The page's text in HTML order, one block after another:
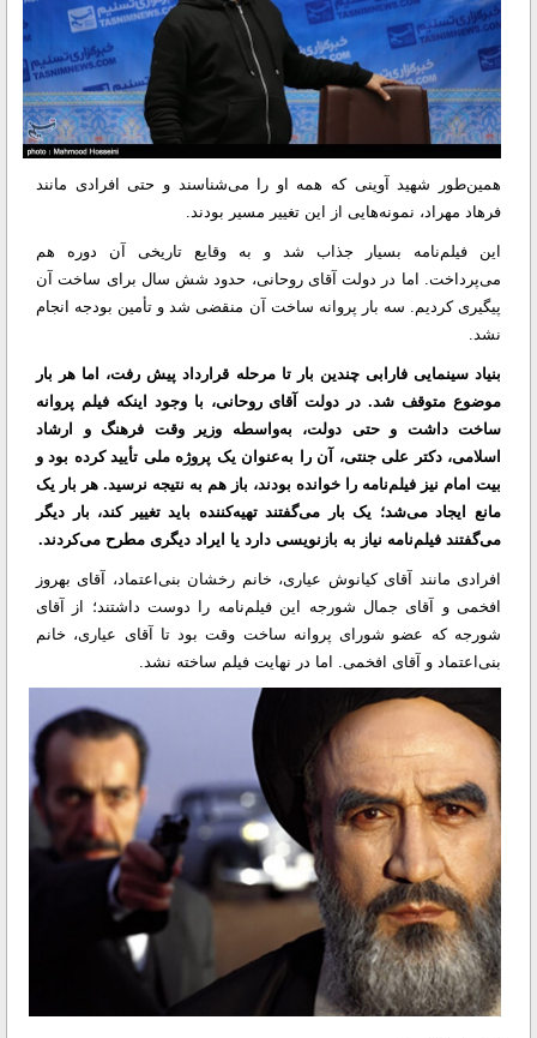
همین‌طور شهید آوینی که همه او را می‌شناسند و حتی افرادی مانند
فرهاد مهراد، نمونه‌هایی از این تغییر مسیر بودند.
این فیلم‌نامه بسیار جذاب شد و به وقایع تاریخی آن دوره هم
می‌پرداخت. اما در دولت آقای روحانی، حدود شش سال برای ساخت آن
پیگیری کردیم. سه بار پروانه ساخت آن منقضی شد و تأمین بودجه انجام
نشد.
بنیاد سینمایی فارابی چندین بار تا مرحله قرارداد پیش رفت، اما هر بار
موضوع متوقف شد. در دولت آقای روحانی، با وجود اینکه فیلم پروانه
ساخت داشت و حتی دولت، به‌واسطه وزیر وقت فرهنگ و ارشاد
اسلامی، دکتر علی جنتی، آن را به‌عنوان یک پروژه ملی تأیید کرده بود و
بیت امام نیز فیلم‌نامه را خوانده بودند، باز هم به نتیجه نرسید. هر بار یک
مانع ایجاد می‌شد؛ یک بار می‌گفتند تهیه‌کننده باید تغییر کند، بار دیگر
می‌گفتند فیلم‌نامه نیاز به بازنویسی دارد یا ایراد دیگری مطرح می‌کردند.
افرادی مانند آقای کیانوش عیاری، خانم رخشان بنی‌اعتماد، آقای بهروز
افخمی و آقای جمال شورجه این فیلم‌نامه را دوست داشتند؛ از آقای
شورجه که عضو شورای پروانه ساخت وقت بود تا آقای عیاری، خانم
بنی‌اعتماد و آقای افخمی. اما در نهایت فیلم ساخته نشد.